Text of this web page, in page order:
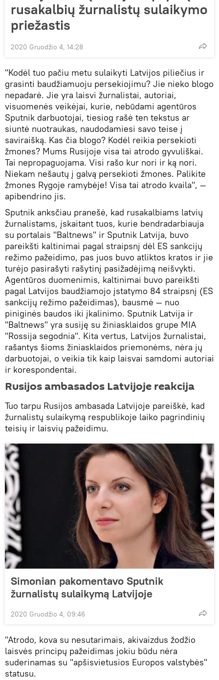
rusakalbių žurnalistų sulaikymo
priežastis
2020 Gruodžio 4, 14:28
"Kodėl tuo pačiu metu sulaikyti Latvijos piliečius ir
grasinti baudžiamuoju persekiojimu? Jie nieko blogo
nepadarė. Jie yra laisvi žurnalistai, autoriai,
visuomenės veikėjai, kurie, nebūdami agentūros
Sputnik darbuotojai, tiesiog rašė ten tekstus ar
siuntė nuotraukas, naudodamiesi savo teise į
saviraišką. Kas čia blogo? Kodėl reikia persekioti
žmones? Mums Rusijoje visa tai atrodo gyvuliškai.
Tai nepropaguojama. Visi rašo kur nori ir ką nori.
Niekam nešautų į galvą persekioti žmones. Palikite
žmones Rygoje ramybėje! Visa tai atrodo kvaila", —
apibendrino jis.
Sputnik anksčiau pranešė, kad rusakalbiams latvių
žurnalistams, įskaitant tuos, kurie bendradarbiauja
su portalais "Baltnews" ir Sputnik Latvija, buvo
pareikšti kaltinimai pagal straipsnį dėl ES sankcijų
režimo pažeidimo, pas juos buvo atliktos kratos ir jie
turėjo pasirašyti rašytinį pasižadėjimą neišvykti.
Agentūros duomenimis, kaltinimai buvo pareikšti
pagal Latvijos baudžiamojo įstatymo 84 straipsnį (ES
sankcijų režimo pažeidimas), bausmė — nuo
piniginės baudos iki įkalinimo. Sputnik Latvija ir
"Baltnews" yra susiję su žiniasklaidos grupe MIA
"Rossija segodnia". Kita vertus, Latvijos žurnalistai,
rašantys šioms žiniasklaidos priemonėms, nėra jų
darbuotojai, o veikia tik kaip laisvai samdomi autoriai
ir korespondentai.
Rusijos ambasados ​​Latvijoje reakcija
Tuo tarpu Rusijos ambasada Latvijoje pareiškė, kad
žurnalistų sulaikymą respublikoje laiko pagrindinių
teisių ir laisvių pažeidimu.
Simonian pakomentavo Sputnik
žurnalistų sulaikymą Latvijoje
2020 Gruodžio 4, 09:46
"Atrodo, kova su nesutarimais, akivaizdus žodžio
laisvės principų pažeidimas jokiu būdu nėra
suderinamas su "apšisvietusios Europos valstybės"
statusu.